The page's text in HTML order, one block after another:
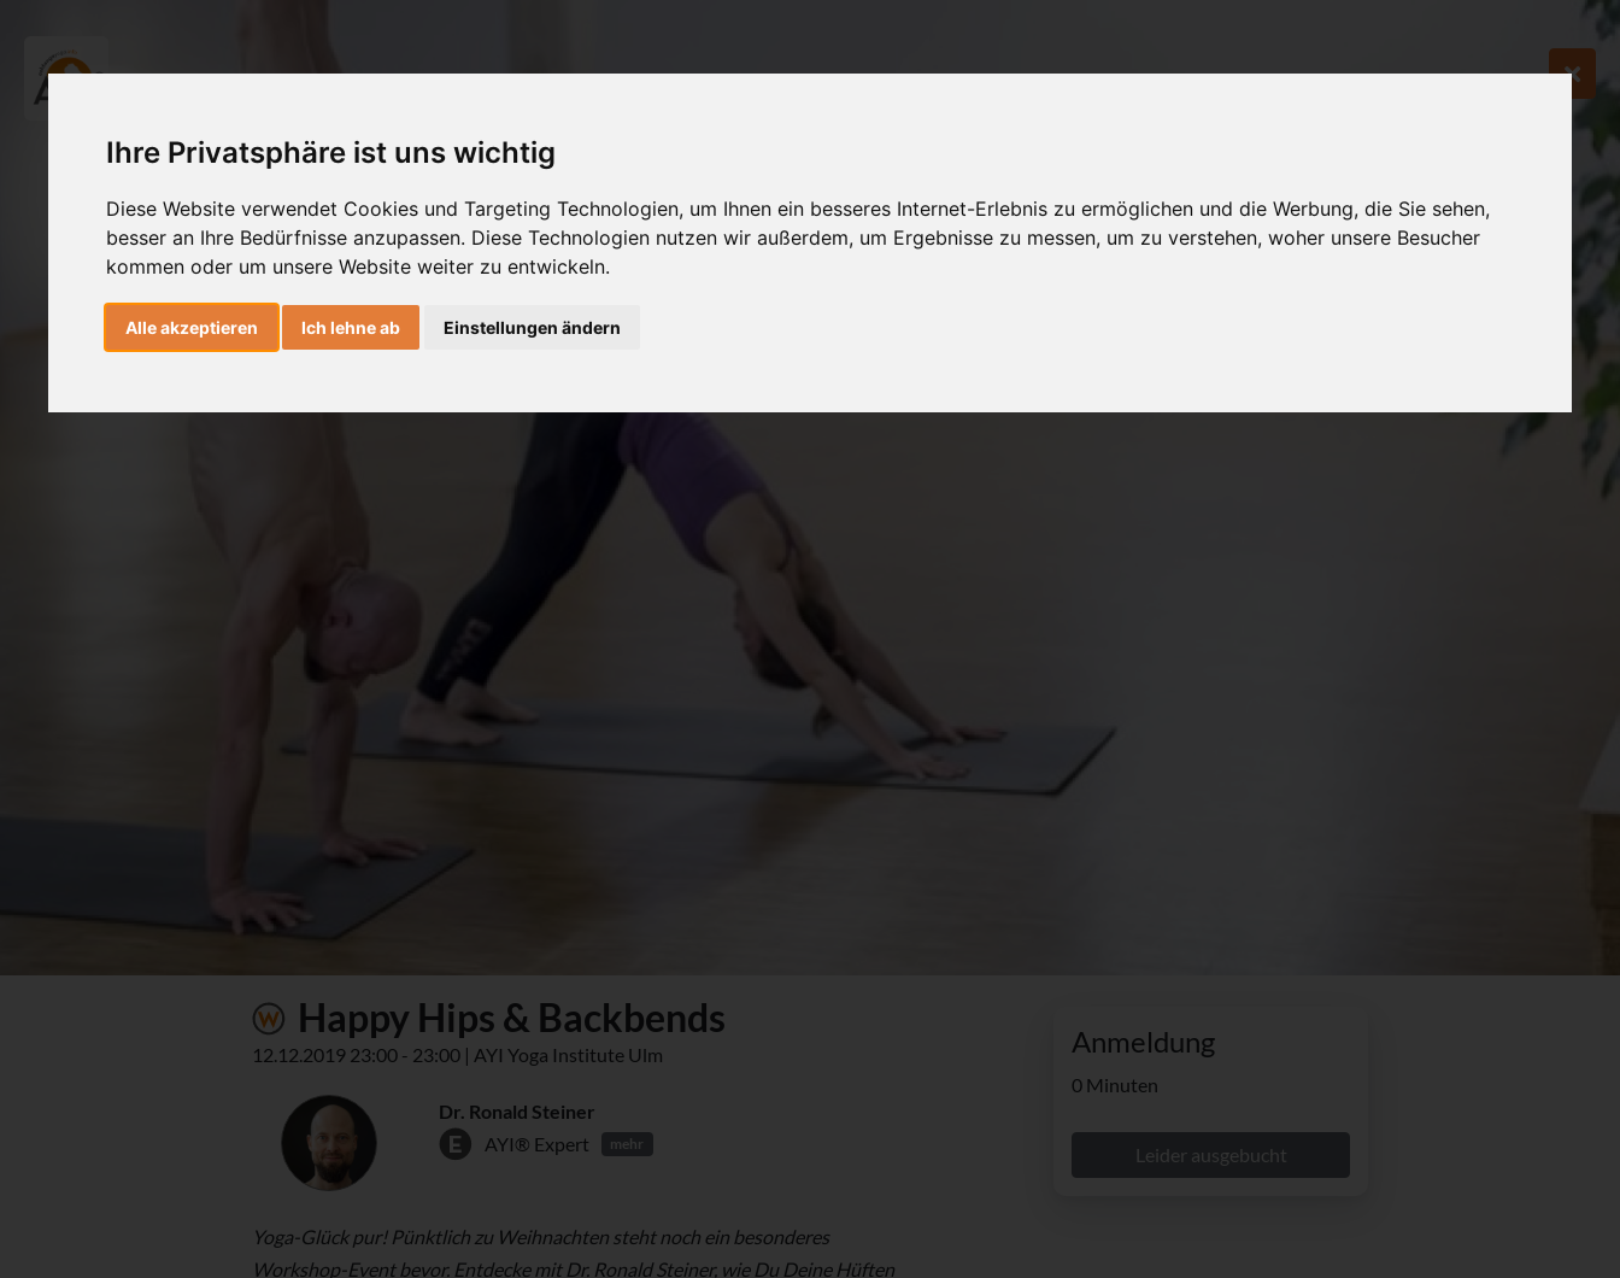
Ihre Privatsphäre ist uns wichtig
Diese Website verwendet Cookies und Targeting Technologien, um Ihnen ein besseres Internet-Erlebnis zu ermöglichen und die Werbung, die Sie sehen,
besser an Ihre Bedürfnisse anzupassen. Diese Technologien nutzen wir außerdem, um Ergebnisse zu messen, um zu verstehen, woher unsere Besucher
kommen oder um unsere Website weiter zu entwickeln.
Alle akzeptieren Ich lehne ab Einstellungen ändern
Anmeldung
0 Minuten
Leider ausgebucht
Happy Hips & Backbends
12.12.2019 23:00 - 23:00 | AYI Yoga Institute Ulm
Dr. Ronald Steiner
AYI® Expert
mehr
Yoga-Glück pur! Pünktlich zu Weihnachten steht noch ein besonderes
Workshop-Event bevor. Entdecke mit Dr. Ronald Steiner, wie Du Deine Hüften